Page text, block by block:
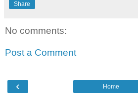
Share
No comments:
Post a Comment
‹ Home